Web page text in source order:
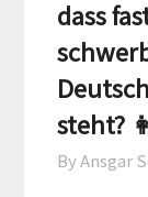
dass
steht?
By Ansgar